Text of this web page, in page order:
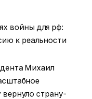
Михаил
страну-